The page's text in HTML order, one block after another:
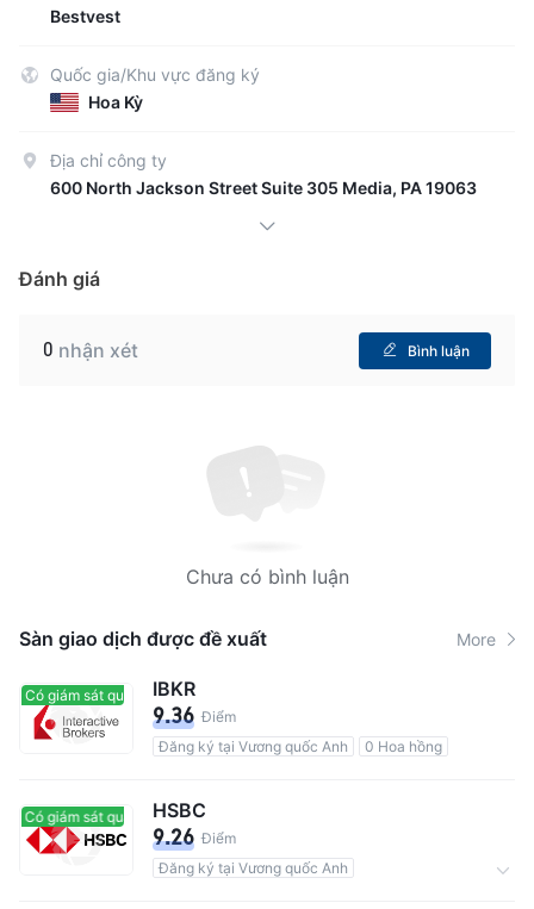
Bestvest
Quốc gia/Khu vực đăng ký
Hoa Kỳ
Địa chỉ công ty
600 North Jackson Street Suite 305 Media, PA 19063
Đánh giá
0 nhận xét Bình luận
Chưa có bình luận
Sàn giao dịch được đề xuất More
Có giám sát quản lý Có giám sát quản lý
IBKR
9.36 Điểm
Đăng ký tại Vương quốc Anh
0 Hoa hồng
Có giám sát quản lý Có giám sát quản lý
HSBC
9.26 Điểm
Đăng ký tại Vương quốc Anh